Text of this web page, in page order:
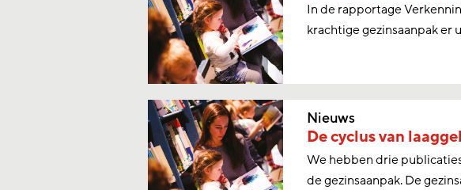
In de rapportage
krachtige gezinsaanpak er
Nieuws
De cyclus van
We hebben drie
de gezinsaanpak. De